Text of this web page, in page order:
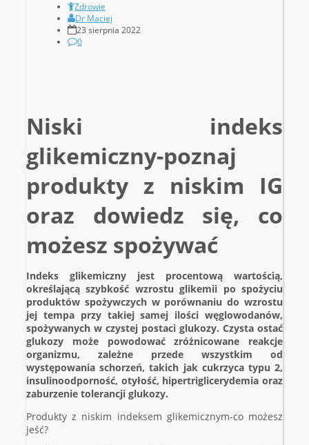
Zdrowie
Dr Maciej
23 sierpnia 2022
0
Niski indeks
glikemiczny-poznaj
produkty z niskim IG
oraz dowiedz się, co
możesz spożywać
Indeks glikemiczny jest procentową wartością,
określającą szybkość wzrostu glikemii po spożyciu
produktów spożywczych w porównaniu do wzrostu
jej tempa przy takiej samej ilości węglowodanów,
spożywanych w czystej postaci glukozy. Czysta ostać
glukozy może powodować zróżnicowane reakcje
organizmu, zależne przede wszystkim od
występowania schorzeń, takich jak cukrzyca typu 2,
insulinoodporność, otyłość, hipertriglicerydemia oraz
zaburzenie tolerancji glukozy.
Produkty z niskim indeksem glikemicznym-co możesz
jeść?